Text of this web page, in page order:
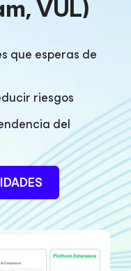
VUL)
que esperas de
riesgos
del